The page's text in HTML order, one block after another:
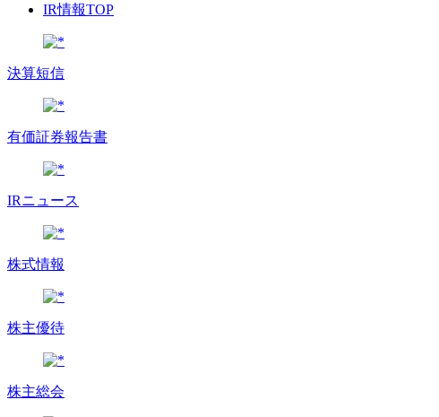
IR情報TOP
決算短信
有価証券報告書
IRニュース
株式情報
株主優待
株主総会